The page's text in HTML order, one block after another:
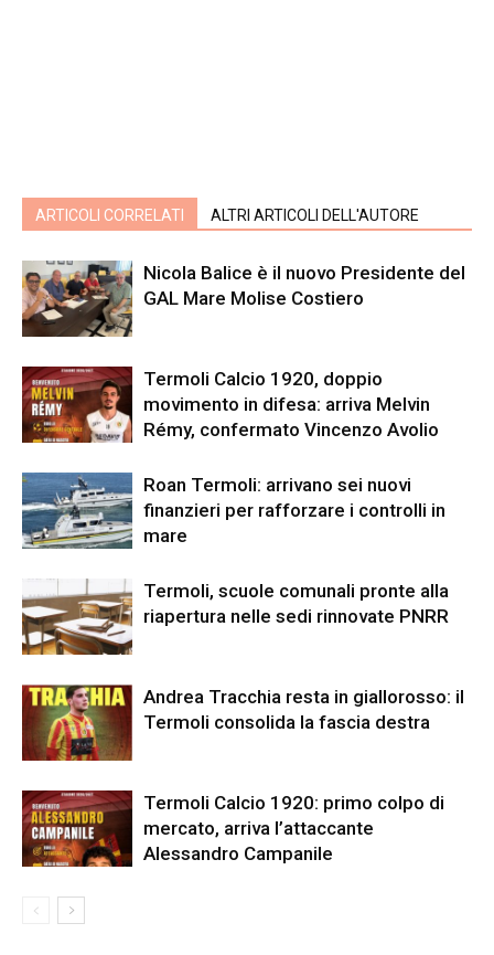
ARTICOLI CORRELATI ALTRI ARTICOLI DELL'AUTORE
Nicola Balice è il nuovo Presidente del
GAL Mare Molise Costiero
Termoli Calcio 1920, doppio
movimento in difesa: arriva Melvin
Rémy, confermato Vincenzo Avolio
Roan Termoli: arrivano sei nuovi
finanzieri per rafforzare i controlli in
mare
Termoli, scuole comunali pronte alla
riapertura nelle sedi rinnovate PNRR
Andrea Tracchia resta in giallorosso: il
Termoli consolida la fascia destra
Termoli Calcio 1920: primo colpo di
mercato, arriva l’attaccante
Alessandro Campanile